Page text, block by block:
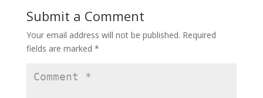
Submit a Comment
Your email address will not be published. Required
fields are marked *